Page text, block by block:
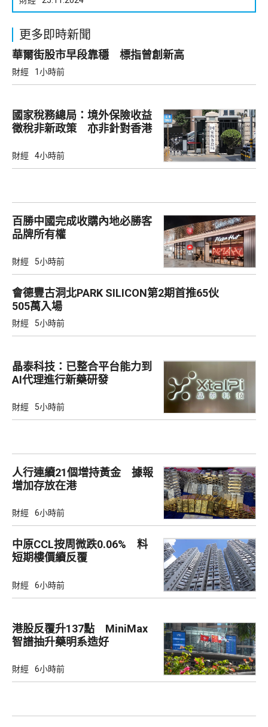
更多即時新聞
華爾街股市早段靠穩 標指曾創新高
財經 1小時前
國家稅務總局：境外保險收益
徵稅非新政策 亦非針對香港
財經 4小時前
百勝中國完成收購內地必勝客
品牌所有權
財經 5小時前
會德豐古洞北PARK SILICON第2期首推65伙
505萬入場
財經 5小時前
晶泰科技：已整合平台能力到
AI代理進行新藥研發
財經 5小時前
人行連續21個增持黃金 據報
增加存放在港
財經 6小時前
中原CCL按周微跌0.06% 料
短期樓價續反覆
財經 6小時前
港股反覆升137點 MiniMax
智譜抽升藥明系造好
財經 6小時前